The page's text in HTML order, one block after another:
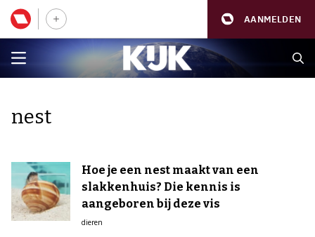
AANMELDEN
nest
Hoe je een nest maakt van een
slakkenhuis? Die kennis is
aangeboren bij deze vis
dieren